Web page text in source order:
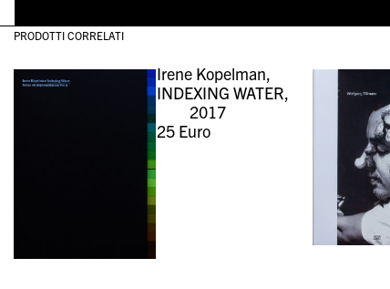
PRODOTTI CORRELATI
Irene Kopelman,
INDEXING WATER,
2017
25 Euro